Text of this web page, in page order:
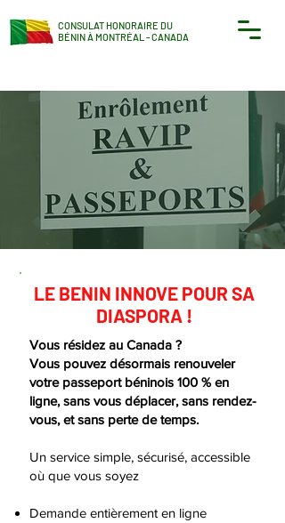
CONSULAT HONORAIRE DU
BÉNIN À MONTRÉAL - CANADA
LE BENIN INNOVE POUR SA
DIASPORA !
Vous résidez au Canada ?
Vous pouvez désormais renouveler
votre passeport béninois 100 % en
ligne, sans vous déplacer, sans rendez-
vous, et sans perte de temps.
Un service simple, sécurisé, accessible
où que vous soyez
Demande entièrement en ligne